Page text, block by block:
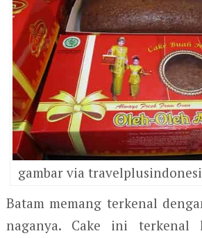
gambar via
Batam memang terkenal
naganya. Cake ini terkenal